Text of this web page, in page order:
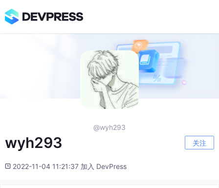
@wyh293
wyh293 关注
2022-11-04 11:21:37 加入 DevPress